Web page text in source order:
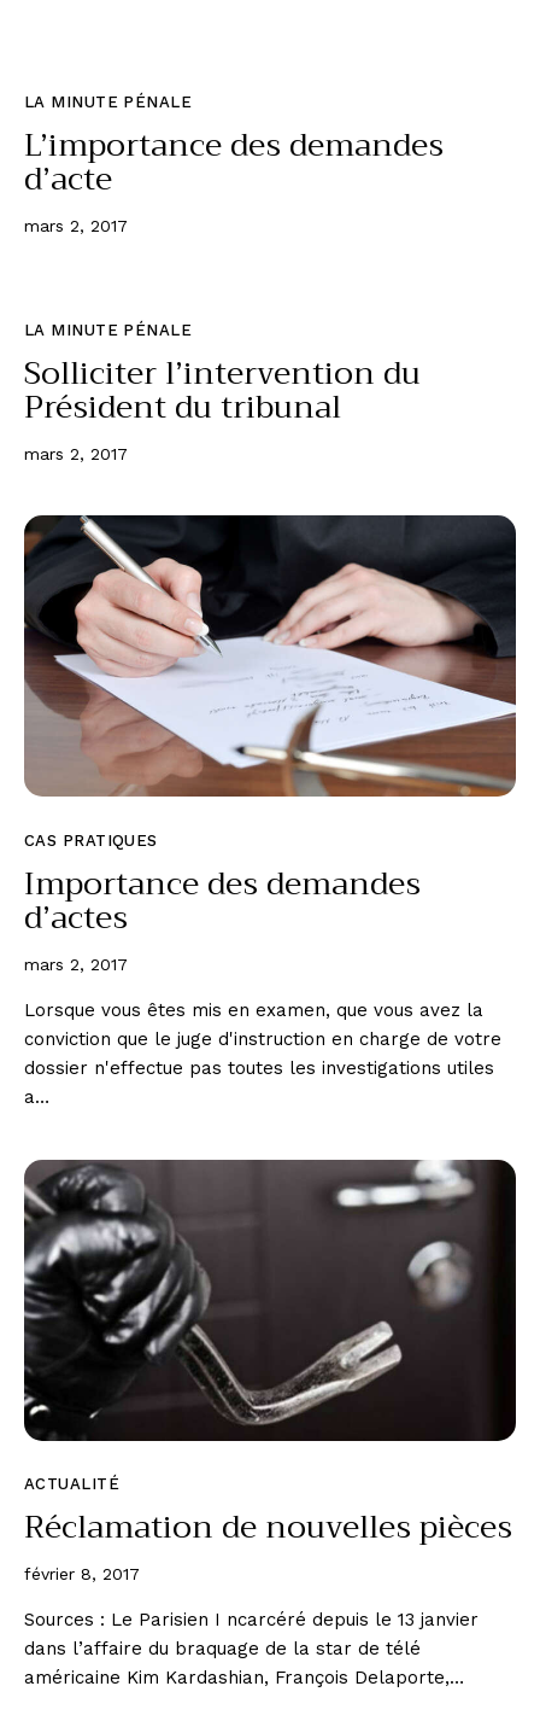
LA MINUTE PÉNALE
L’importance des demandes
d’acte
mars 2, 2017
LA MINUTE PÉNALE
Solliciter l’intervention du
Président du tribunal
mars 2, 2017
CAS PRATIQUES
Importance des demandes
d’actes
mars 2, 2017
Lorsque vous êtes mis en examen, que vous avez la
conviction que le juge d'instruction en charge de votre
dossier n'effectue pas toutes les investigations utiles
a…
ACTUALITÉ
Réclamation de nouvelles pièces
février 8, 2017
Sources : Le Parisien I ncarcéré depuis le 13 janvier
dans l’affaire du braquage de la star de télé
américaine Kim Kardashian, François Delaporte,…